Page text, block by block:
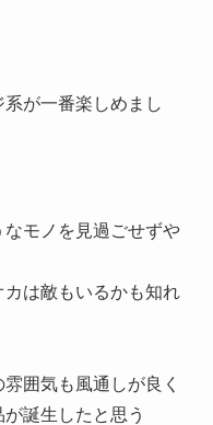
が一番楽しめまし
モノを見過ごせずや
は敵もいるかも知れ
囲気も風通しが良く
誕生したと思う